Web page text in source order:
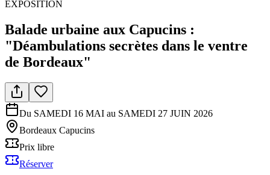
EXPOSITION
Balade urbaine aux Capucins :
"Déambulations secrètes dans le ventre
de Bordeaux"
Du SAMEDI 16 MAI au SAMEDI 27 JUIN 2026
Bordeaux Capucins
Prix libre
Réserver